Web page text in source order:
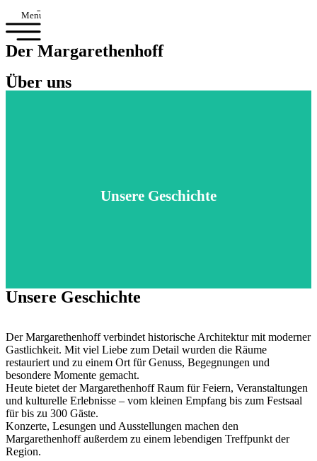
Menu
Der Margarethenhoff
Über uns
Unsere Geschichte
JETZT BESUCHEN
Unsere Geschichte
Der Margarethenhoff verbindet historische Architektur mit moderner
Gastlichkeit. Mit viel Liebe zum Detail wurden die Räume
restauriert und zu einem Ort für Genuss, Begegnungen und
besondere Momente gemacht.
Heute bietet der Margarethenhoff Raum für Feiern, Veranstaltungen
und kulturelle Erlebnisse – vom kleinen Empfang bis zum Festsaal
für bis zu 300 Gäste.
Konzerte, Lesungen und Ausstellungen machen den
Margarethenhoff außerdem zu einem lebendigen Treffpunkt der
Region.